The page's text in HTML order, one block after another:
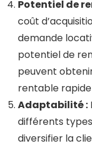
Potentiel de
coût
demande
potentiel de
peuvent
rentable
Adaptabilité :
différents
diversifier la